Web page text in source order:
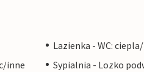
Lazienka - WC:
inne
Sypialnia - Lozko